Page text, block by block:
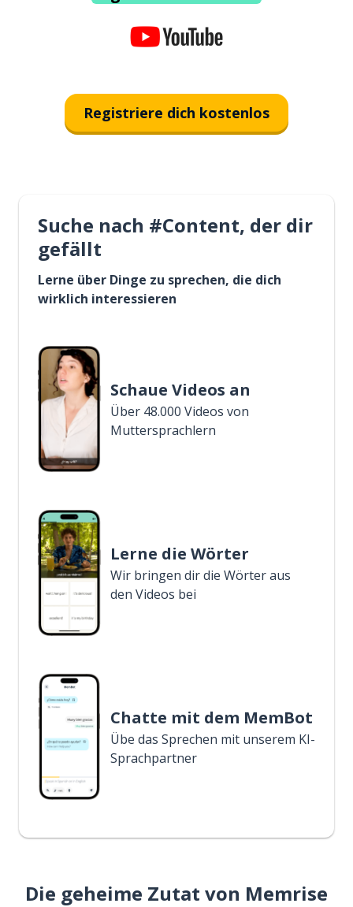
Registriere dich kostenlos
Suche nach #Content, der dir
gefällt
Lerne über Dinge zu sprechen, die dich
wirklich interessieren
Schaue Videos an
Über 48.000 Videos von
Muttersprachlern
Lerne die Wörter
Wir bringen dir die Wörter aus
den Videos bei
Chatte mit dem MemBot
Übe das Sprechen mit unserem KI-
Sprachpartner
Die geheime Zutat von Memrise